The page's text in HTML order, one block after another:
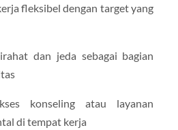
fleksibel dengan target yang
dan jeda sebagai bagian
konseling atau layanan
di tempat kerja